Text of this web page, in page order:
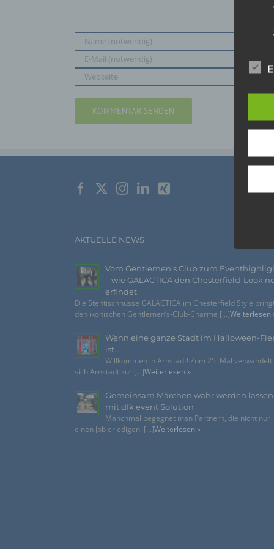
AKTUELLE NEWS
Vom Gentlemen’s Club zum
– wie GALACTICA den Chesterfield-Look
erfindet
Die Stehtischhusse GALACTICA im Chesterfield Style
den ikonischen Gentlemen’s-Club-Charme [...]Weiterlesen
Wenn eine ganze Stadt im Halloween-
ist…
Willkommen in Arnstadt! Zum 25. Mal verwandelt
sich Arnstadt zur [...]Weiterlesen »
Gemeinsam Märchen wahr werden lassen
mit dfk event Solution
Manchmal begegnet man Partnern, die nicht nur
einen Job erledigen, [...]Weiterlesen »